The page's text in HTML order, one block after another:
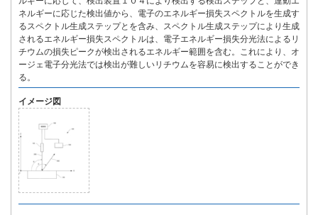
ネルギーに応じた検出値から、電子のエネルギー損失スペクトルを生成す
るスペクトル生成ステップとを含み、スペクトル生成ステップにより生成
されるエネルギー損失スペクトルは、電子エネルギー損失分光法によるリ
チウムの損失ピークが検出されるエネルギー範囲を含む。これにより、オ
ージェ電子分光法では検出が難しいリチウムを容易に検出することができ
る。
イメージ図